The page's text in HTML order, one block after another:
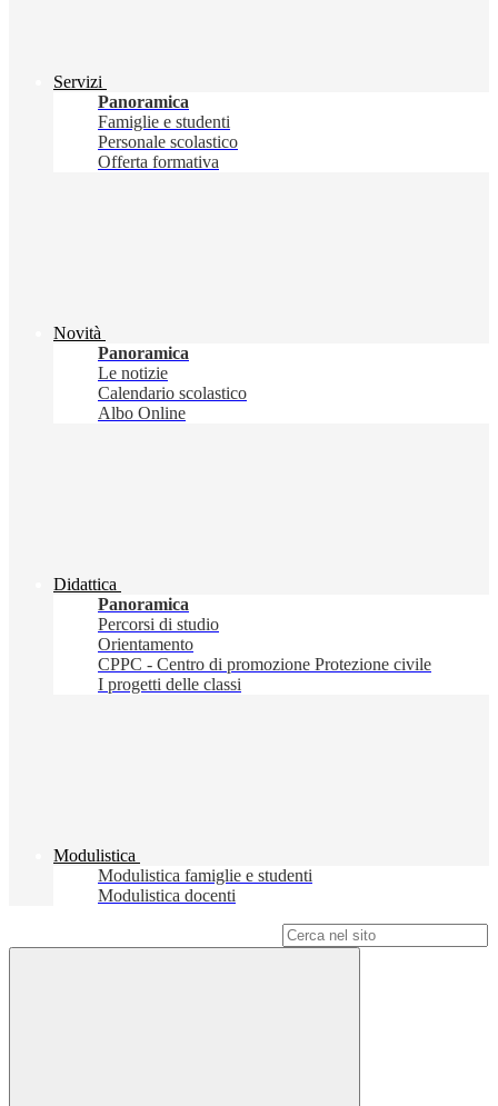
Servizi
Panoramica
Famiglie e studenti
Personale scolastico
Offerta formativa
Novità
Panoramica
Le notizie
Calendario scolastico
Albo Online
Didattica
Panoramica
Percorsi di studio
Orientamento
CPPC - Centro di promozione Protezione civile
I progetti delle classi
Modulistica
Modulistica famiglie e studenti
Modulistica docenti